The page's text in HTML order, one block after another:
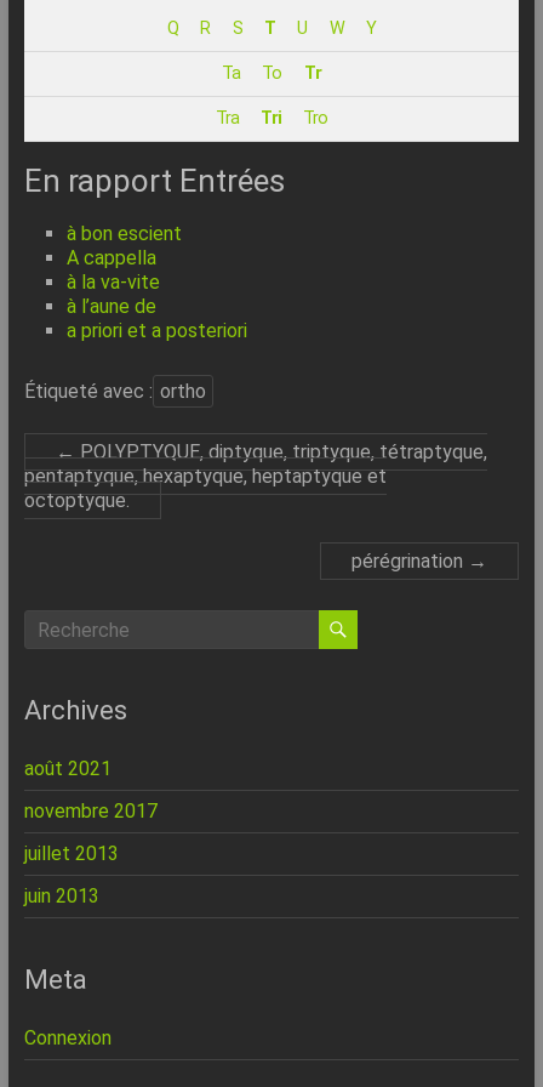
Internet
Q R S T U W Y
Ta To Tr
Tra Tri Tro
En rapport Entrées
à bon escient
A cappella
à la va-vite
à l’aune de
a priori et a posteriori
Étiqueté avec : ortho
←POLYPTYQUE, diptyque, triptyque, tétraptyque,
pentaptyque, hexaptyque, heptaptyque et
octoptyque.
pérégrination →
Archives
août 2021
novembre 2017
juillet 2013
juin 2013
Meta
Connexion